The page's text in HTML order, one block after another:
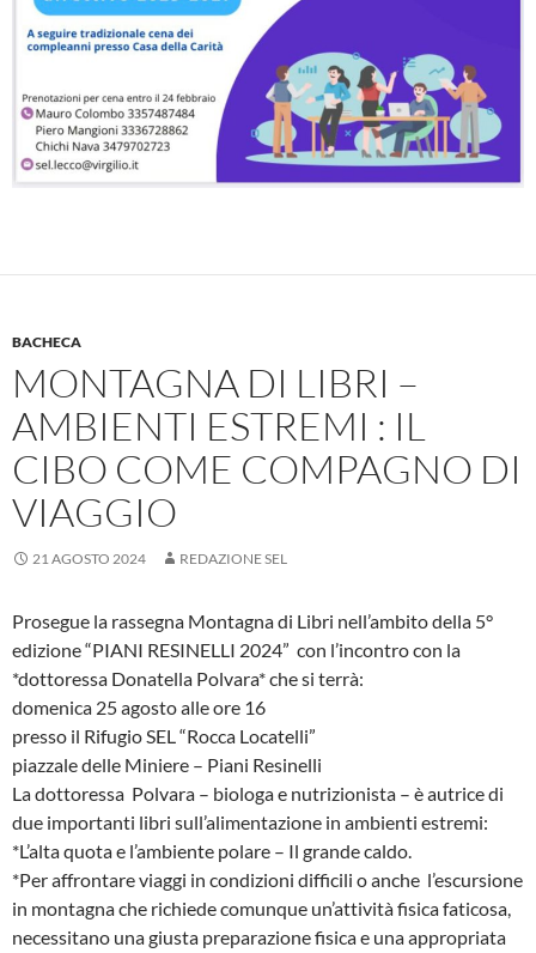
BACHECA
MONTAGNA DI LIBRI –
AMBIENTI ESTREMI : IL
CIBO COME COMPAGNO DI
VIAGGIO
21 AGOSTO 2024 REDAZIONE SEL
Prosegue la rassegna Montagna di Libri nell’ambito della 5°
edizione “PIANI RESINELLI 2024” con l’incontro con la
*dottoressa Donatella Polvara* che si terrà:
domenica 25 agosto alle ore 16
presso il Rifugio SEL “Rocca Locatelli”
piazzale delle Miniere – Piani Resinelli
La dottoressa Polvara – biologa e nutrizionista – è autrice di
due importanti libri sull’alimentazione in ambienti estremi:
*L’alta quota e l’ambiente polare – Il grande caldo.
*Per affrontare viaggi in condizioni difficili o anche l’escursione
in montagna che richiede comunque un’attività fisica faticosa,
necessitano una giusta preparazione fisica e una appropriata